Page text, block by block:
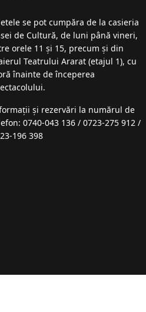
se pot cumpăra de la casieria
de Cultură, de luni până vineri,
orele 11 și 15, precum și din
Teatrului Ararat (etajul 1), cu
înainte de începerea
şi rezervări la numărul de
0740-043 136 / 0723-275 912 /
196 398